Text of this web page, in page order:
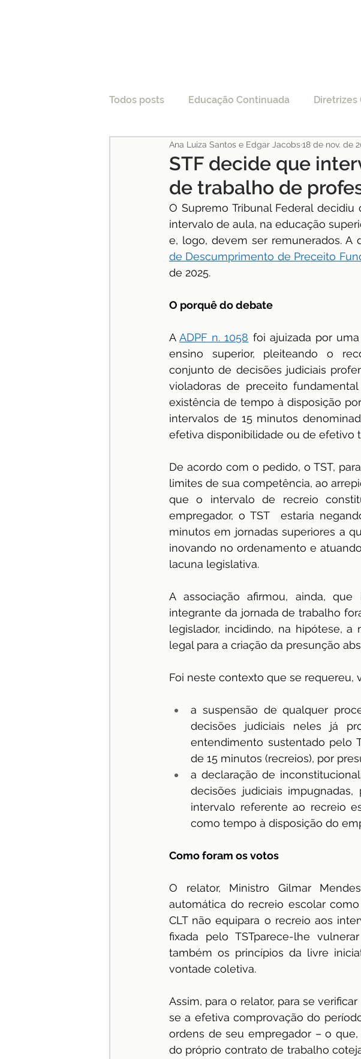
Todos posts Educação Continuada Diretrizes
Tecnologia e Direito Educação
Processo Seletivo Credenciamento EAD
Pesquisas Medicina STF Justiça
STF decide que
de trabalho de
Ana Luiza Santos e Edgar Jacobs18 de nov. de
O Supremo Tribunal Federal
intervalo de aula, na educação
e, logo, devem ser remunerados.
de Descumprimento de Preceito
de 2025.
O porquê do debate
A ADPF n. 1058 foi ajuizada por
ensino superior, pleiteando o
conjunto de decisões judiciais
violadoras de preceito
existência de tempo à disposição
intervalos de 15 minutos
efetiva disponibilidade ou de efetivo
De acordo com o pedido, o TST,
limites de sua competência, ao
que o intervalo de recreio
empregador, o TST  estaria
minutos em jornadas superiores a
inovando no ordenamento e atuando
lacuna legislativa.
A associação afirmou, ainda,
integrante da jornada de trabalho
legislador, incidindo, na hipótese, a
legal para a criação da presunção
Foi neste contexto que se requereu,
a suspensão de qualquer
decisões judiciais neles já
entendimento sustentado pelo
de 15 minutos (recreios), por
a declaração de
decisões judiciais
intervalo referente ao recreio
como tempo à disposição do
Como foram os votos
O relator, Ministro Gilmar
automática do recreio escolar
CLT não equipara o recreio aos
fixada pelo TSTparece-lhe
também os princípios da livre
vontade coletiva.
Assim, para o relator, para se
se a efetiva comprovação do
ordens de seu empregador – o
do próprio contrato de trabalho